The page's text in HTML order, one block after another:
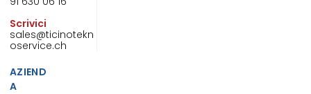
Scrivici
sales@ticinotekn
oservice.ch
AZIEND
A